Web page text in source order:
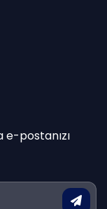
e-postanızı